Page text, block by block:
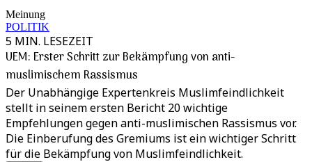
Meinung
POLITIK
5 MIN. LESEZEIT
UEM: Erster Schritt zur Bekämpfung von anti-
muslimischem Rassismus
Der Unabhängige Expertenkreis Muslimfeindlichkeit
stellt in seinem ersten Bericht 20 wichtige
Empfehlungen gegen anti-muslimischen Rassismus vor.
Die Einberufung des Gremiums ist ein wichtiger Schritt
für die Bekämpfung von Muslimfeindlichkeit.